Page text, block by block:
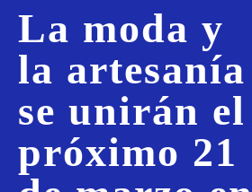
La moda y
la artesanía
se unirán el
próximo 21